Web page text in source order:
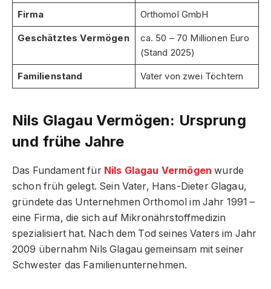
Firma Orthomol GmbH
Geschätztes Vermögen
ca. 50 – 70 Millionen Euro
(Stand 2025)
Familienstand Vater von zwei Töchtern
Nils Glagau Vermögen: Ursprung
und frühe Jahre
Das Fundament für Nils Glagau Vermögen wurde
schon früh gelegt. Sein Vater, Hans-Dieter Glagau,
gründete das Unternehmen Orthomol im Jahr 1991 –
eine Firma, die sich auf Mikronährstoffmedizin
spezialisiert hat. Nach dem Tod seines Vaters im Jahr
2009 übernahm Nils Glagau gemeinsam mit seiner
Schwester das Familienunternehmen.